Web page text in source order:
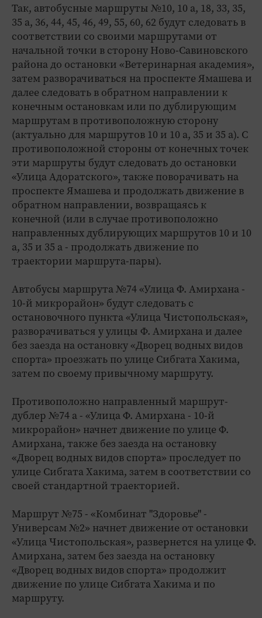
Так, автобусные маршруты №10, 10 а, 18, 33, 35,
35 а, 36, 44, 45, 46, 49, 55, 60, 62 будут следовать в
соответствии со своими маршрутами от
начальной точки в сторону Ново-Савиновского
района до остановки «Ветеринарная академия»,
затем разворачиваться на проспекте Ямашева и
далее следовать в обратном направлении к
конечным остановкам или по дублирующим
маршрутам в противоположную сторону
(актуально для маршрутов 10 и 10 а, 35 и 35 а). С
противоположной стороны от конечных точек
эти маршруты будут следовать до остановки
«Улица Адоратского», также поворачивать на
проспекте Ямашева и продолжать движение в
обратном направлении, возвращаясь к
конечной (или в случае противоположно
направленных дублирующих маршрутов 10 и 10
а, 35 и 35 а - продолжать движение по
траектории маршрута-пары).
Автобусы маршрута №74 «Улица Ф. Амирхана -
10-й микрорайон» будут следовать с
остановочного пункта «Улица Чистопольская»,
разворачиваться у улицы Ф. Амирхана и далее
без заезда на остановку «Дворец водных видов
спорта» проезжать по улице Сибгата Хакима,
затем по своему привычному маршруту.
Противоположно направленный маршрут-
дублер №74 а - «Улица Ф. Амирхана - 10-й
микрорайон» начнет движение по улице Ф.
Амирхана, также без заезда на остановку
«Дворец водных видов спорта» проследует по
улице Сибгата Хакима, затем в соответствии со
своей стандартной траекторией.
Маршрут №75 - «Комбинат "Здоровье" -
Универсам №2» начнет движение от остановки
«Улица Чистопольская», развернется на улице Ф.
Амирхана, затем без заезда на остановку
«Дворец водных видов спорта» продолжит
движение по улице Сибгата Хакима и по
маршруту.